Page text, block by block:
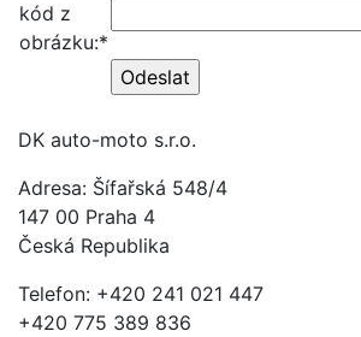
kód z
obrázku:*
DK auto-moto s.r.o.
Adresa: Šífařská 548/4
147 00 Praha 4
Česká Republika
Telefon: +420 241 021 447
+420 775 389 836